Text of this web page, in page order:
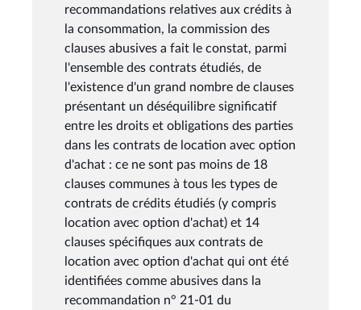
recommandations relatives aux crédits à
la consommation, la commission des
clauses abusives a fait le constat, parmi
l'ensemble des contrats étudiés, de
l'existence d'un grand nombre de clauses
présentant un déséquilibre significatif
entre les droits et obligations des parties
dans les contrats de location avec option
d'achat : ce ne sont pas moins de 18
clauses communes à tous les types de
contrats de crédits étudiés (y compris
location avec option d'achat) et 14
clauses spécifiques aux contrats de
location avec option d'achat qui ont été
identifiées comme abusives dans la
recommandation n° 21-01 du